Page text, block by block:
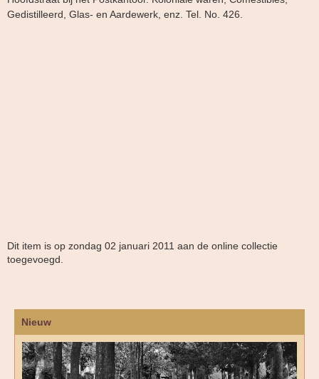
Gedistilleerd, Glas- en Aardewerk, enz. Tel. No. 426.
Dit item is op zondag 02 januari 2011 aan de online collectie
toegevoegd.
Nieuw